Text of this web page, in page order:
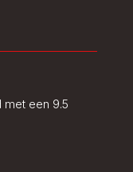
een 9.5